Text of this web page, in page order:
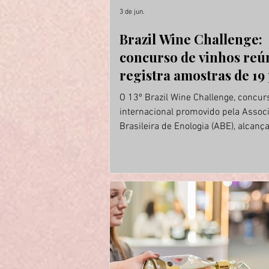
Brazil Wine Challenge:
concurso de vinhos
registra amostras de 19
O 13º Brazil Wine Challenge,
internacional promovido pela
Brasileira de Enologia (ABE),
19 países. Os números consolidam
trajetória de crescimento contínuo
que vem ampliando sua
cada edição e reforçando seu
entre os mais importantes
vinhos das Américas. Único concurso
realizado no Brasil com
3 de jun.